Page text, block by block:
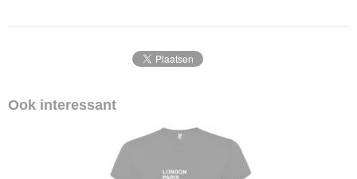
Ook interessant